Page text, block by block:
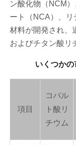
ン酸化物（NCM
ート（NCA）、リ
材料が開発され、
およびチタン酸リ
いくつか
項目
コバル
ト酸リ
チウム